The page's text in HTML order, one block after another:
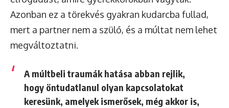
Azonban ez a törekvés gyakran kudarcba fullad,
mert a partner nem a szülő, és a múltat nem lehet
megváltoztatni.
A múltbeli traumák hatása abban rejlik,
hogy öntudatlanul olyan kapcsolatokat
keresünk, amelyek ismerősek, még akkor is,